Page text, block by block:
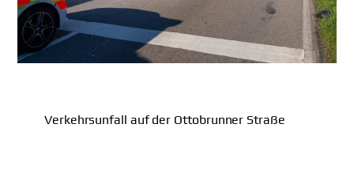
Verkehrsunfall auf der Ottobrunner Straße